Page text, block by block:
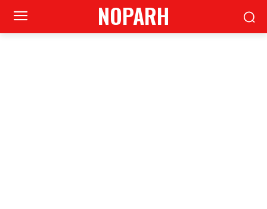
NOPARH